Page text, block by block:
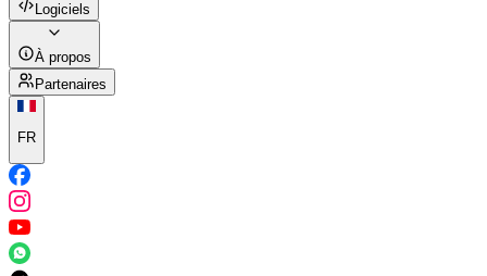
Logiciels
À propos
Partenaires
FR